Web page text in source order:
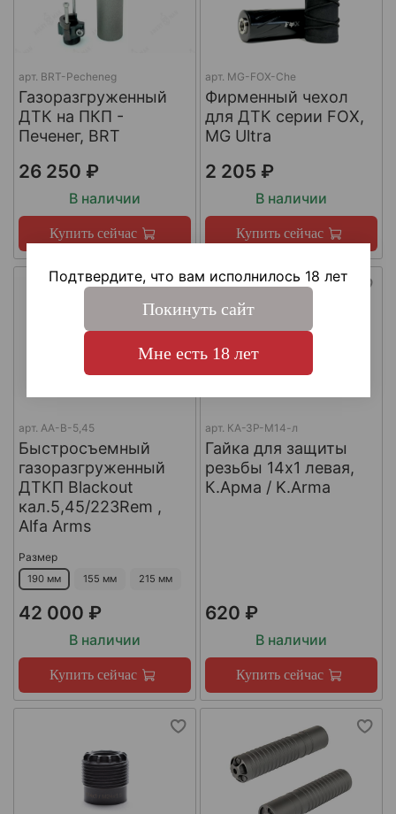
арт. BRT-Pecheneg
Газоразгруженный
ДТК на ПКП -
Печенег, BRT
26 250 ₽
В наличии
Купить сейчас
арт. MG-FOX-Che
Фирменный чехол
для ДТК серии FOX,
MG Ultra
2 205 ₽
В наличии
Купить сейчас
арт. AA-B-5,45
Быстросъемный
газоразгруженный
ДТКП Blackout
кал.5,45/223Rem ,
Alfa Arms
Размер
190 мм 155 мм 215 мм
42 000 ₽
В наличии
Купить сейчас
арт. КА-ЗР-М14-л
Гайка для защиты
резьбы 14x1 левая,
К.Арма / K.Arma
620 ₽
В наличии
Купить сейчас
Подтвердите, что вам исполнилось 18 лет
Покинуть сайт
Мне есть 18 лет